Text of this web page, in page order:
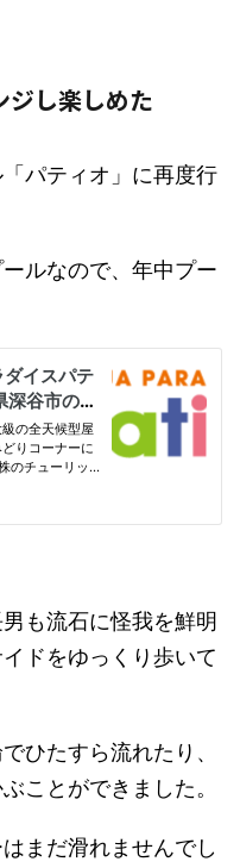
ジし楽しめた
パティオ」に再度行
ルなので、年中プー
も流石に怪我を鮮明
ドをゆっくり歩いて
ひたすら流れたり、
ことができました。
まだ滑れませんでし